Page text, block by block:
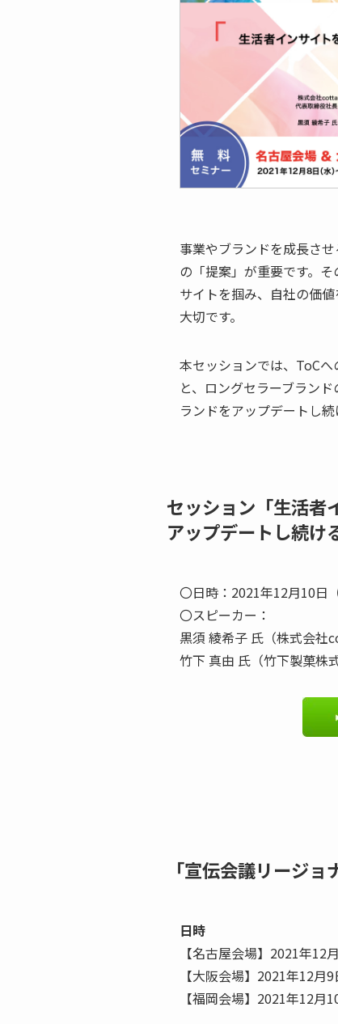
事業やブランドを成長さ
の「提案」が重要です。
サイトを掴み、自社の価
大切です。
本セッションでは、ToC
と、ロングセラーブラン
ランドをアップデートし
セッション「生活者
アップデートし続け
〇日時：2021年12月10日
〇スピーカー：
黒須 綾希子 氏（株式会社
竹下 真由 氏（竹下製菓株
「宣伝会議リージ
日時
【名古屋会場】2021年
【大阪会場】2021年12
【福岡会場】2021年12